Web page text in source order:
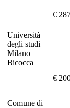
€
Università
degli studi
Milano
Bicocca
€
Comune di